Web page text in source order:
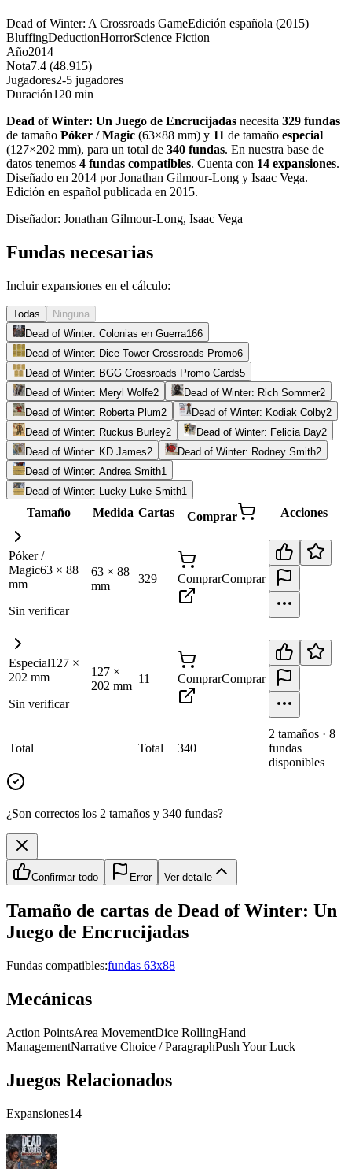
Dead of Winter: A Crossroads GameEdición española (2015)
BluffingDeductionHorrorScience Fiction
Año2014
Nota7.4 (48.915)
Jugadores2-5 jugadores
Duración120 min
Dead of Winter: Un Juego de Encrucijadas necesita 329 fundas
de tamaño Póker / Magic (63×88 mm) y 11 de tamaño especial
(127×202 mm), para un total de 340 fundas. En nuestra base de
datos tenemos 4 fundas compatibles. Cuenta con 14 expansiones.
Diseñado en 2014 por Jonathan Gilmour-Long y Isaac Vega.
Edición en español publicada en 2015.
Diseñador: Jonathan Gilmour-Long, Isaac Vega
Fundas necesarias
Incluir expansiones en el cálculo:
Todas
Ninguna
Dead of Winter: Colonias en Guerra166
Dead of Winter: Dice Tower Crossroads Promo6
Dead of Winter: BGG Crossroads Promo Cards5
Dead of Winter: Meryl Wolfe2 Dead of Winter: Rich Sommer2
Dead of Winter: Roberta Plum2 Dead of Winter: Kodiak Colby2
Dead of Winter: Ruckus Burley2 Dead of Winter: Felicia Day2
Dead of Winter: KD James2 Dead of Winter: Rodney Smith2
Dead of Winter: Andrea Smith1
Dead of Winter: Lucky Luke Smith1
Tamaño Medida Cartas Comprar Acciones
Póker /
Magic63 × 88
mm
Sin verificar
63 × 88
mm
329 ComprarComprar
Especial127 ×
202 mm
Sin verificar
127 ×
202 mm
11 ComprarComprar
Total Total 340
2 tamaños · 8
fundas
disponibles
¿Son correctos los 2 tamaños y 340 fundas?
Confirmar todo Error Ver detalle
Tamaño de cartas de Dead of Winter: Un
Juego de Encrucijadas
Fundas compatibles:fundas 63x88
Mecánicas
Action PointsArea MovementDice RollingHand
ManagementNarrative Choice / ParagraphPush Your Luck
Juegos Relacionados
Expansiones14